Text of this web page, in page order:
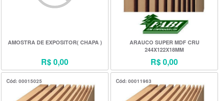
AMOSTRA DE EXPOSITOR( CHAPA )
R$ 0,00
ARAUCO SUPER MDF CRU
244X122X18MM
R$ 0,00
Cód: 00015025 Cód: 00011963